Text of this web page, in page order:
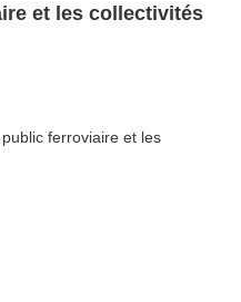
et les collectivités